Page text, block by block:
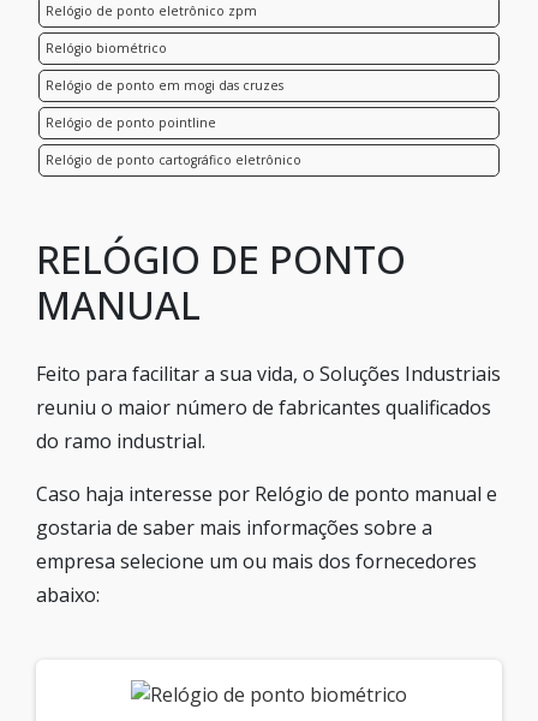
Relógio de ponto eletrônico zpm
Relógio biométrico
Relógio de ponto em mogi das cruzes
Relógio de ponto pointline
Relógio de ponto cartográfico eletrônico
RELÓGIO DE PONTO
MANUAL
Feito para facilitar a sua vida, o Soluções Industriais
reuniu o maior número de fabricantes qualificados
do ramo industrial.
Caso haja interesse por Relógio de ponto manual e
gostaria de saber mais informações sobre a
empresa selecione um ou mais dos fornecedores
abaixo: